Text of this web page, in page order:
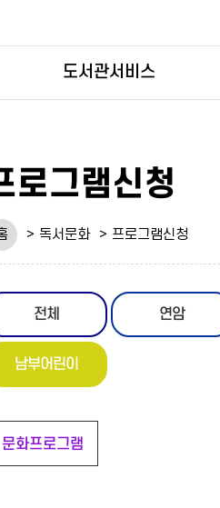
도서관서비스
로그램신청
독서문화 프로그램신청
전체 연암
남부어린이
문화프로그램